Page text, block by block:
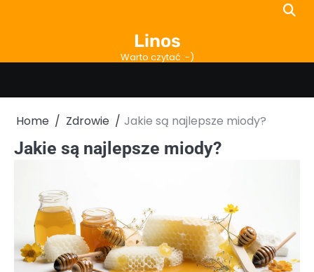
Linos
Warto czytać :-)
Home Zdrowie Jakie są najlepsze miody?
Jakie są najlepsze miody?